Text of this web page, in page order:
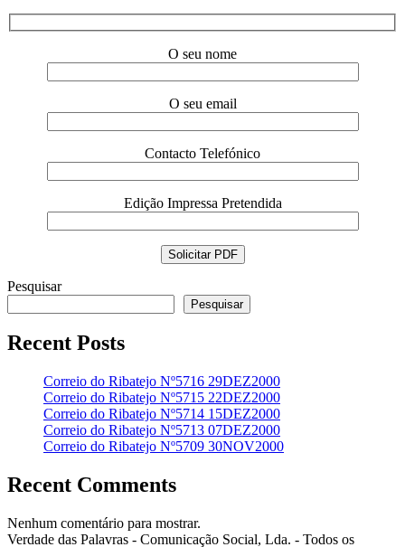
O seu nome
O seu email
Contacto Telefónico
Edição Impressa Pretendida
Pesquisar
Pesquisar
Recent Posts
Correio do Ribatejo Nº5716 29DEZ2000
Correio do Ribatejo Nº5715 22DEZ2000
Correio do Ribatejo Nº5714 15DEZ2000
Correio do Ribatejo Nº5713 07DEZ2000
Correio do Ribatejo Nº5709 30NOV2000
Recent Comments
Nenhum comentário para mostrar.
Verdade das Palavras - Comunicação Social, Lda. - Todos os